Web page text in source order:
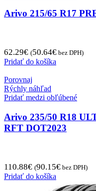
Arivo 215/65 R17
62.29€ (50.64€ bez DPH)
Pridať do košíka
Porovnaj
Rýchly náhľad
Pridať medzi obľúbené
Arivo 235/50 R18
RFT DOT2023
110.88€ (90.15€ bez DPH)
Pridať do košíka